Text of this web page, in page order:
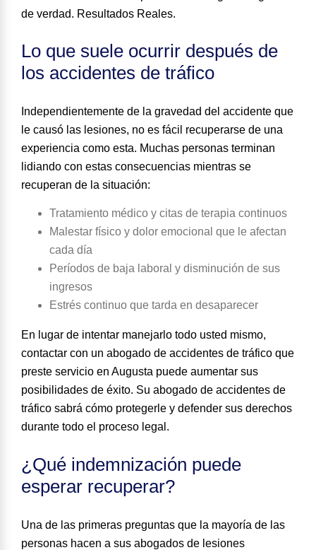
de verdad. Resultados Reales.
Lo que suele ocurrir después de
los accidentes de tráfico
Independientemente de la gravedad del accidente que
le causó las lesiones, no es fácil recuperarse de una
experiencia como esta. Muchas personas terminan
lidiando con estas consecuencias mientras se
recuperan de la situación:
Tratamiento médico y citas de terapia continuos
Malestar físico y dolor emocional que le afectan
cada día
Períodos de baja laboral y disminución de sus
ingresos
Estrés continuo que tarda en desaparecer
En lugar de intentar manejarlo todo usted mismo,
contactar con un abogado de accidentes de tráfico que
preste servicio en Augusta puede aumentar sus
posibilidades de éxito. Su abogado de accidentes de
tráfico sabrá cómo protegerle y defender sus derechos
durante todo el proceso legal.
¿Qué indemnización puede
esperar recuperar?
Una de las primeras preguntas que la mayoría de las
personas hacen a sus abogados de lesiones